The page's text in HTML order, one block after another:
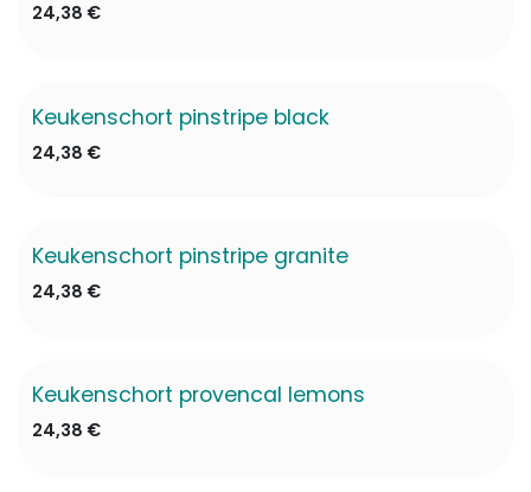
24,38 €
Keukenschort pinstripe black
24,38 €
Keukenschort pinstripe granite
24,38 €
Keukenschort provencal lemons
24,38 €